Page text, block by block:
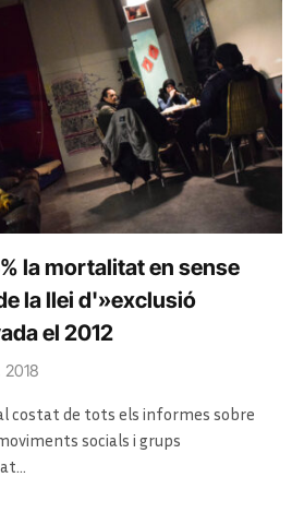
la mortalitat en sense
la llei d'»exclusió
el 2012
2018
costat de tots els informes sobre
socials i grups